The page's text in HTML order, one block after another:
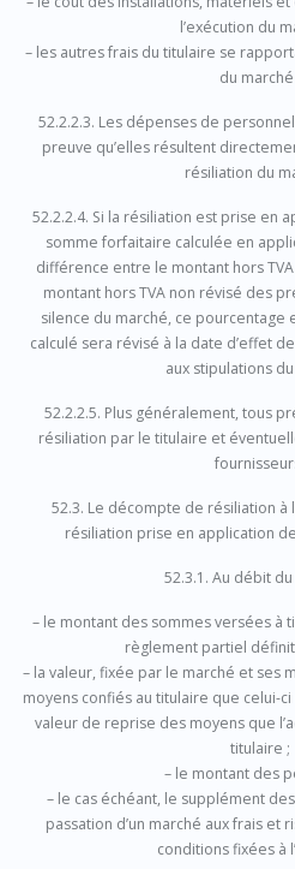
l’exécution du
– les autres frais du titulaire se
du marché
52.2.2.3. Les dépenses de
preuve qu’elles résultent
résiliation du
52.2.2.4. Si la résiliation est prise en
somme forfaitaire calculée en
différence entre le montant hors
montant hors TVA non révisé des
silence du marché, ce pourcentage
calculé sera révisé à la date d’effet
aux stipulations
52.2.2.5. Plus généralement, tous
résiliation par le titulaire et
52.3. Le décompte de résiliation à
résiliation prise en application
52.3.1. Au débit
– le montant des sommes versées à
règlement partiel
– la valeur, fixée par le marché et ses
moyens confiés au titulaire que celui-
valeur de reprise des moyens que
titulaire ;
– le montant des
– le cas échéant, le supplément
passation d’un marché aux frais et
conditions fixées à